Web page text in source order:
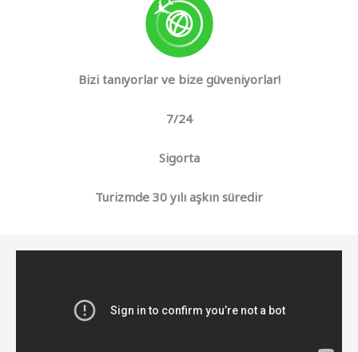
Bizi tanıyorlar ve bize güveniyorlar!
7/24
Sigorta
Turizmde 30 yılı aşkın süredir